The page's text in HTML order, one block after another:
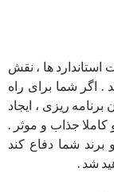
ها ، نقش
. اگر شما برای راه
ریزی ، ایجاد
جذاب و موثر .
برند شما دفاع کند
شد .